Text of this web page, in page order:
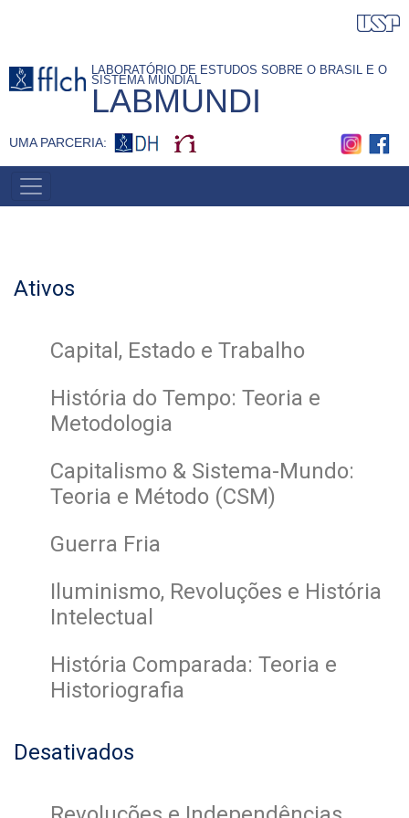
conteúdo
LABORATÓRIO DE ESTUDOS SOBRE O BRASIL E O
SISTEMA MUNDIAL
LABMUNDI
UMA PARCERIA:
MAIN
MENU
Ativos
Capital, Estado e Trabalho
História do Tempo: Teoria e
Metodologia
Capitalismo & Sistema-Mundo:
Teoria e Método (CSM)
Guerra Fria
Iluminismo, Revoluções e História
Intelectual
História Comparada: Teoria e
Historiografia
Desativados